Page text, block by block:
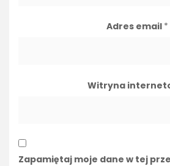
Adres email *
Witryna
Zapamiętaj moje dane w tej